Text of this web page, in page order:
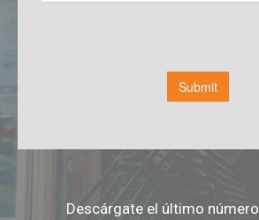
Descárgate el último número